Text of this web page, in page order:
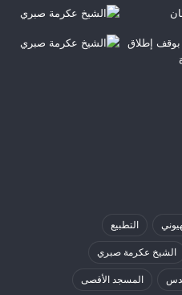
التطبيع
الشيخ عكرمة صبري
المسجد الأقصى